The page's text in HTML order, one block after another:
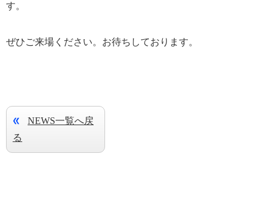
す。
ぜひご来場ください。お待ちしております。
NEWS一覧へ戻
る